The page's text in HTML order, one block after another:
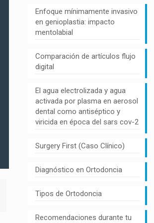
Enfoque mínimamente invasivo
en genioplastia: impacto
mentolabial
Comparación de artículos flujo
digital
El agua electrolizada y agua
activada por plasma en aerosol
dental como antiséptico y
viricida en época del sars cov-2
Surgery First (Caso Clínico)
Diagnóstico en Ortodoncia
Tipos de Ortodoncia
Recomendaciones durante tu